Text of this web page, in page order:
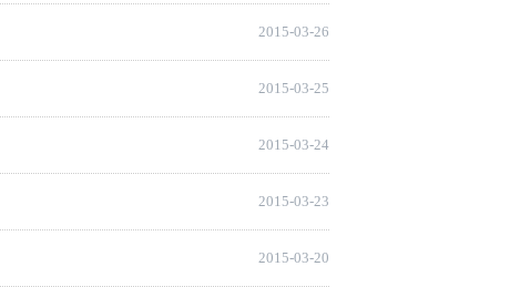
2015-03-26
2015-03-25
2015-03-24
2015-03-23
2015-03-20